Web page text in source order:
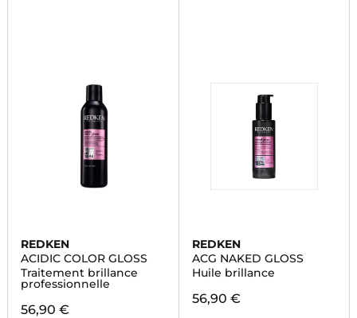
REDKEN
ACIDIC COLOR GLOSS
Traitement brillance
professionnelle
56,90 €
REDKEN
ACG NAKED GLOSS
Huile brillance
56,90 €